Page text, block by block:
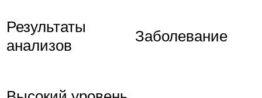
Результаты
анализов
Заболевание